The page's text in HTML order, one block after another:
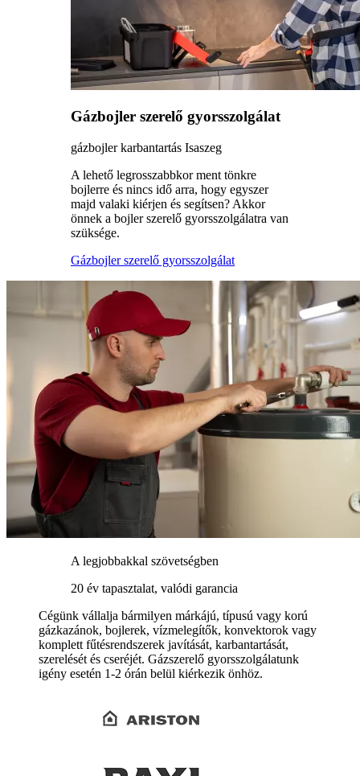
Gázbojler szerelő gyorsszolgálat
gázbojler karbantartás Isaszeg
A lehető legrosszabbkor ment tönkre
bojlerre és nincs idő arra, hogy egyszer
majd valaki kiérjen és segítsen? Akkor
önnek a bojler szerelő gyorsszolgálatra van
szüksége.
Gázbojler szerelő gyorsszolgálat
A legjobbakkal szövetségben
20 év tapasztalat, valódi garancia
Cégünk vállalja bármilyen márkájú, típusú vagy korú
gázkazánok, bojlerek, vízmelegítők, konvektorok vagy
komplett fűtésrendszerek javítását, karbantartását,
szerelését és cseréjét. Gázszerelő gyorsszolgálatunk
igény esetén 1-2 órán belül kiérkezik önhöz.